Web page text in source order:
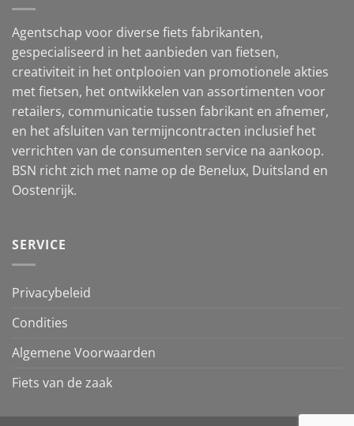
Agentschap voor diverse fiets fabrikanten,
gespecialiseerd in het aanbieden van fietsen,
creativiteit in het ontplooien van promotionele akties
met fietsen, het ontwikkelen van assortimenten voor
retailers, communicatie tussen fabrikant en afnemer,
en het afsluiten van termijncontracten inclusief het
verrichten van de consumenten service na aankoop.
BSN richt zich met name op de Benelux, Duitsland en
Oostenrijk.
SERVICE
Privacybeleid
Condities
Algemene Voorwaarden
Fiets van de zaak